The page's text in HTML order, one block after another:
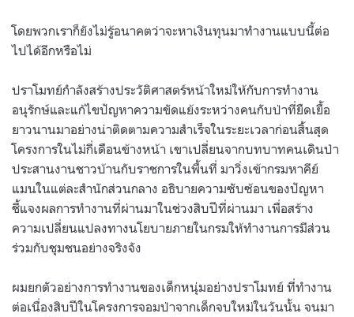
โดยพวกเราก็ยังไม่รู้อนาคตว่าจะหาเงินทุนมาทำงานแบบนี้ต่อ
ไปได้อีกหรือไม่
ปราโมทย์กำลังสร้างประวัติศาสตร์หน้าใหม่ให้กับการทำงาน
อนุรักษ์และแก้ไขปัญหาความขัดแย้งระหว่างคนกับป่าที่ยืดเยื้อ
ยาวนานมาอย่างน่าติดตามความสำเร็จในระยะเวลาก่อนสิ้นสุด
โครงการในไม่กี่เดือนข้างหน้า เขาเปลี่ยนจากบทบาทคนเดินป่า
ประสานงานชาวบ้านกับราชการในพื้นที่ มาวิ่งเข้ากรมหาคีย์
แมนในแต่ละสำนักส่วนกลาง อธิบายความซับซ้อนของปัญหา
ชี้แจงผลการทำงานที่ผ่านมาในช่วงสิบปีที่ผ่านมา เพื่อสร้าง
ความเปลี่ยนแปลงทางนโยบายภายในกรมให้ทำงานการมีส่วน
ร่วมกับชุมชนอย่างจริงจัง
ผมยกตัวอย่างการทำงานของเด็กหนุ่มอย่างปราโมทย์ ที่ทำงาน
ต่อเนื่องสิบปีในโครงการจอมป่าจากเด็กจบใหม่ในวันนั้น จนมา